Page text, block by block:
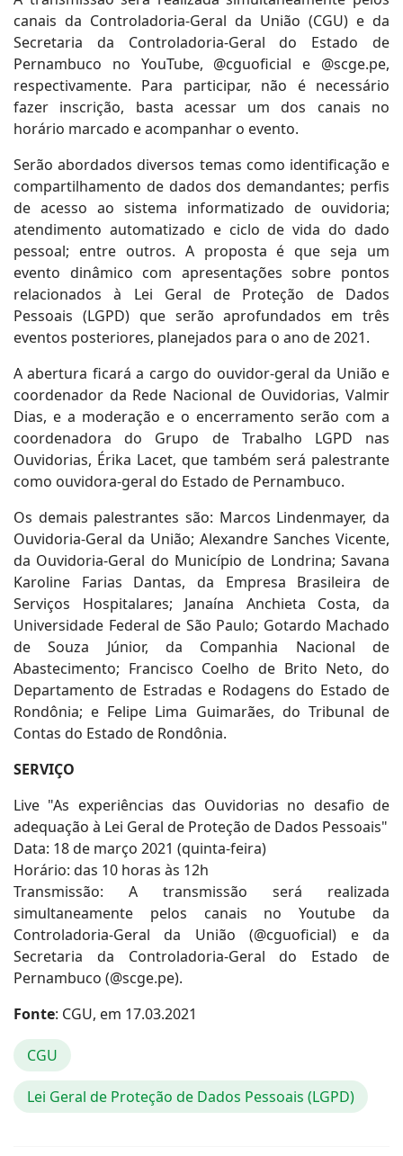
canais da Controladoria-Geral da União (CGU) e da
Secretaria da Controladoria-Geral do Estado de
Pernambuco no YouTube, @cguoficial e @scge.pe,
respectivamente. Para participar, não é necessário
fazer inscrição, basta acessar um dos canais no
horário marcado e acompanhar o evento.
Serão abordados diversos temas como identificação e
compartilhamento de dados dos demandantes; perfis
de acesso ao sistema informatizado de ouvidoria;
atendimento automatizado e ciclo de vida do dado
pessoal; entre outros. A proposta é que seja um
evento dinâmico com apresentações sobre pontos
relacionados à Lei Geral de Proteção de Dados
Pessoais (LGPD) que serão aprofundados em três
eventos posteriores, planejados para o ano de 2021.
A abertura ficará a cargo do ouvidor-geral da União e
coordenador da Rede Nacional de Ouvidorias, Valmir
Dias, e a moderação e o encerramento serão com a
coordenadora do Grupo de Trabalho LGPD nas
Ouvidorias, Érika Lacet, que também será palestrante
como ouvidora-geral do Estado de Pernambuco.
Os demais palestrantes são: Marcos Lindenmayer, da
Ouvidoria-Geral da União; Alexandre Sanches Vicente,
da Ouvidoria-Geral do Município de Londrina; Savana
Karoline Farias Dantas, da Empresa Brasileira de
Serviços Hospitalares; Janaína Anchieta Costa, da
Universidade Federal de São Paulo; Gotardo Machado
de Souza Júnior, da Companhia Nacional de
Abastecimento; Francisco Coelho de Brito Neto, do
Departamento de Estradas e Rodagens do Estado de
Rondônia; e Felipe Lima Guimarães, do Tribunal de
Contas do Estado de Rondônia.
SERVIÇO
Live "As experiências das Ouvidorias no desafio de
adequação à Lei Geral de Proteção de Dados Pessoais"
Data: 18 de março 2021 (quinta-feira)
Horário: das 10 horas às 12h
Transmissão: A transmissão será realizada
simultaneamente pelos canais no Youtube da
Controladoria-Geral da União (@cguoficial) e da
Secretaria da Controladoria-Geral do Estado de
Pernambuco (@scge.pe).
Fonte: CGU, em 17.03.2021
CGU
Lei Geral de Proteção de Dados Pessoais (LGPD)